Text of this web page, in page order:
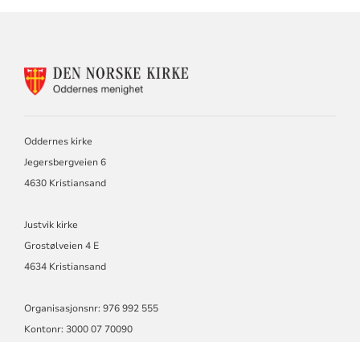
Oddernes kirke
Jegersbergveien 6
4630 Kristiansand
Justvik kirke
Grostølveien 4 E
4634 Kristiansand
Organisasjonsnr: 976 992 555
Kontonr: 3000 07 70090